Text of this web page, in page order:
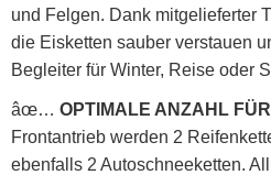
und Felgen. Dank mitgelieferter
die Eisketten sauber verstauen
Begleiter für Winter, Reise oder
âœ… OPTIMALE ANZAHL
Frontantrieb werden 2
ebenfalls 2 Autoschneeketten.